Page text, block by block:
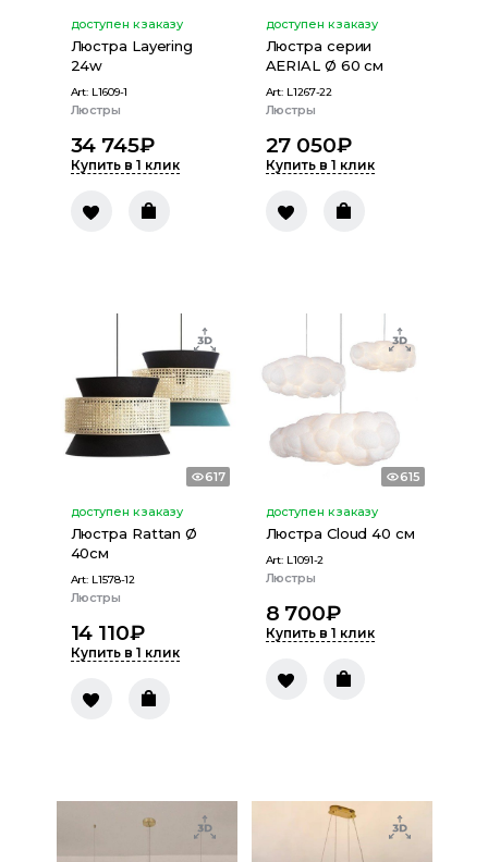
доступен к заказу
Люстра Layering
24w
Art: L1609-1
Люстры
34 745₽
Купить в 1 клик
доступен к заказу
Люстра серии
AERIAL Ø 60 см
Art: L1267-22
Люстры
27 050₽
Купить в 1 клик
617
доступен к заказу
Люстра Rattan Ø
40см
Art: L1578-12
Люстры
14 110₽
Купить в 1 клик
615
доступен к заказу
Люстра Cloud 40 см
Art: L1091-2
Люстры
8 700₽
Купить в 1 клик